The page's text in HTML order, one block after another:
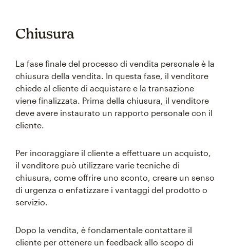
Chiusura
La fase finale del processo di vendita personale è la
chiusura della vendita. In questa fase, il venditore
chiede al cliente di acquistare e la transazione
viene finalizzata. Prima della chiusura, il venditore
deve avere instaurato un rapporto personale con il
cliente.
Per incoraggiare il cliente a effettuare un acquisto,
il venditore può utilizzare varie tecniche di
chiusura, come offrire uno sconto, creare un senso
di urgenza o enfatizzare i vantaggi del prodotto o
servizio.
Dopo la vendita, è fondamentale contattare il
cliente per ottenere un feedback allo scopo di